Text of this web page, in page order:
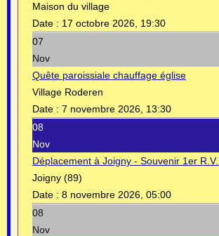
Maison du village
Date : 17 octobre 2026, 19:30
07
Nov
Quête paroissiale chauffage église
Village Roderen
Date : 7 novembre 2026, 13:30
08
Nov
Déplacement à Joigny - Souvenir 1er
Joigny (89)
Date : 8 novembre 2026, 05:00
08
Nov